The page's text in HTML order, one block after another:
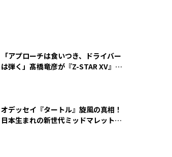
「アプローチは食いつき、ドライバー
は弾く」髙橋竜彦が『Z-STAR XV』を
オデッセイ『タートル』旋風の真相！
日本生まれの新世代ミッドマレットが